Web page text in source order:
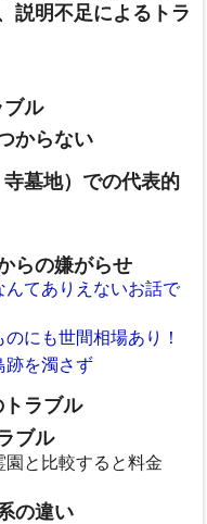
説明不足によるトラ
ブル
からない
墓地）での代表的
らの嫌がらせ
てありえないお話で
にも世間相場あり！
跡を濁さず
ラブル
ブル
と比較すると料金
の違い